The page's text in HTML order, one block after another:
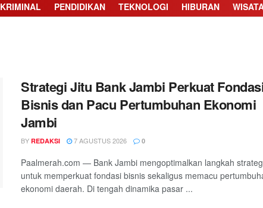
KRIMINAL PENDIDIKAN TEKNOLOGI HIBURAN
Strategi Jitu Bank Jambi Perkuat
Bisnis dan Pacu Pertumbuhan Ekonomi
Jambi
BY REDAKSI 7 AGUSTUS 2026 0
Paalmerah.com — Bank Jambi mengoptimalkan langkah
untuk memperkuat fondasi bisnis sekaligus memacu
ekonomi daerah. Di tengah dinamika pasar ...